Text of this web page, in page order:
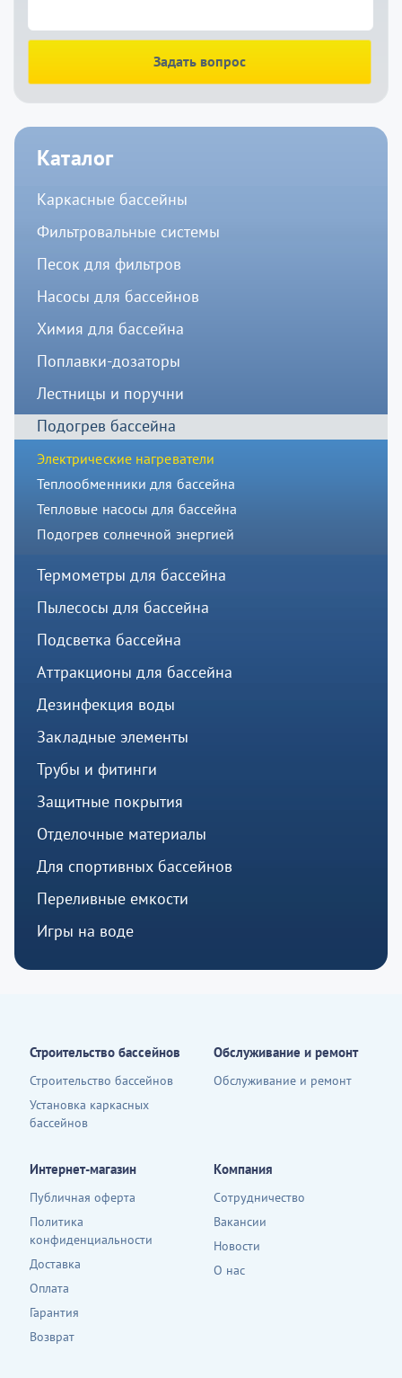
Задать вопрос
Каталог
Каркасные бассейны
Фильтровальные системы
Песок для фильтров
Насосы для бассейнов
Химия для бассейна
Поплавки-дозаторы
Лестницы и поручни
Подогрев бассейна
Электрические нагреватели
Теплообменники для бассейна
Тепловые насосы для бассейна
Подогрев солнечной энергией
Термометры для бассейна
Пылесосы для бассейна
Подсветка бассейна
Аттракционы для бассейна
Дезинфекция воды
Закладные элементы
Трубы и фитинги
Защитные покрытия
Отделочные материалы
Для спортивных бассейнов
Переливные емкости
Игры на воде
Строительство бассейнов
Строительство бассейнов
Установка каркасных
бассейнов
Обслуживание и ремонт
Обслуживание и ремонт
Интернет-магазин
Публичная оферта
Политика
конфиденциальности
Доставка
Оплата
Гарантия
Возврат
Компания
Сотрудничество
Вакансии
Новости
О нас